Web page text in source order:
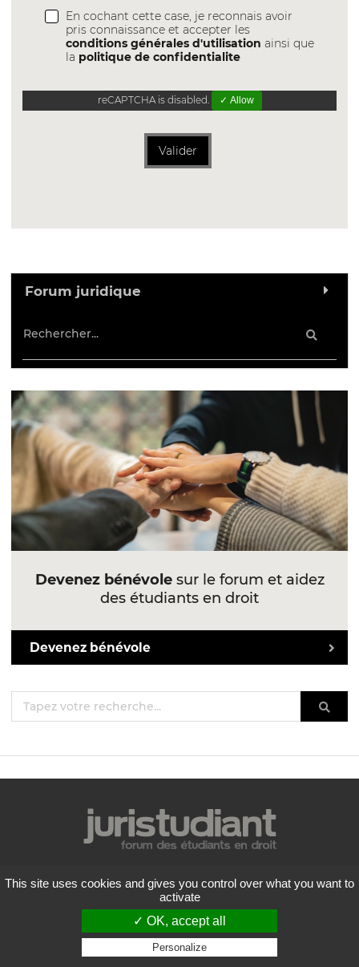
En cochant cette case, je reconnais avoir
pris connaissance et accepter les
conditions générales d'utilisation ainsi que
la politique de confidentialite
reCAPTCHA is disabled. ✓ Allow
Valider
Forum juridique
Devenez bénévolesur le forum et aidez
des étudiants en droit
Devenez bénévole
Mentions légales
Politique de confidentialité
Conditions générales d'utilisation
Liste des forums
Contactez-nous
This site uses cookies and gives you control over what you want to
activate
✓ OK, accept all
Personalize